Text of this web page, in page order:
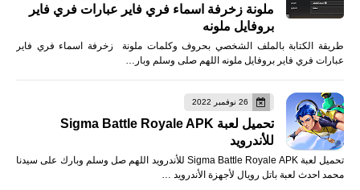
ملونة زخرفة اسماء فري فاير عبارات فري فاير
بروفايل ملونه
طريقة الكتابة بالملف الشخصي بحروف وكلمات ملونة زخرفة اسماء فري فاير
عبارات فري فاير بروفايل ملونه اللهم صلى وسلم وبار…
26 نوفمبر 2022
تحميل لعبة Sigma Battle Royale APK
للأندرويد
تحميل لعبة Sigma Battle Royale APK للأندرويد اللهم صل وسلم وبارك على سيدنا
محمد احدث لعبة باتل رويال لأجهزة الأندرويد …